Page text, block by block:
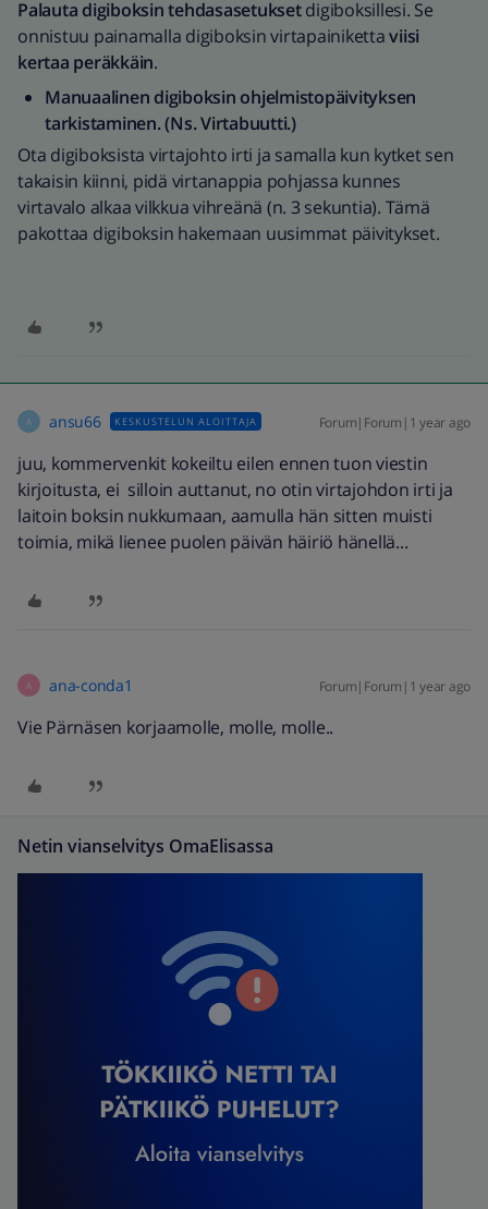
Palauta digiboksin tehdasasetuksetdigiboksillesi. Se
onnistuu painamalla digiboksin virtapainikettaviisi
kertaa peräkkäin.
Manuaalinen digiboksin ohjelmistopäivityksen
tarkistaminen. (Ns. Virtabuutti.)
Ota digiboksista virtajohto irti ja samalla kun kytket sen
takaisin kiinni, pidä virtanappia pohjassa kunnes
virtavalo alkaa vilkkua vihreänä (n. 3 sekuntia). Tämä
pakottaa digiboksin hakemaan uusimmat päivitykset.
A ansu66 KESKUSTELUN ALOITTAJA Forum|Forum|1 year ago
juu, kommervenkit kokeiltu eilen ennen tuon viestin
kirjoitusta, ei silloin auttanut, no otin virtajohdon irti ja
laitoin boksin nukkumaan, aamulla hän sitten muisti
toimia, mikä lienee puolen päivän häiriö hänellä...
A ana-conda1 Forum|Forum|1 year ago
Vie Pärnäsen korjaamolle, molle, molle..
Netin vianselvitys OmaElisassa